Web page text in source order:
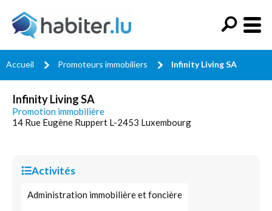
Accueil Promoteurs immobiliers Infinity Living SA
Infinity Living SA
Promotion immobilière
14 Rue Eugène Ruppert L-2453 Luxembourg
Activités
Administration immobilière et foncière